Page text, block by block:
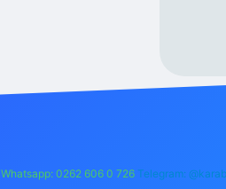
Whatsapp: 0262 606 0 726 Telegram: